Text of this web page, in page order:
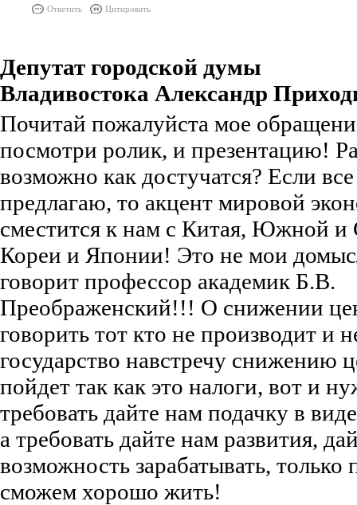
Ответить Цитировать
Депутат городской думы
Владивостока Александр
Почитай пожалуйста мое
посмотри ролик, и презентацию!
возможно как достучатся? Если все
предлагаю, то акцент мировой
сместится к нам с Китая, Южной и
Кореи и Японии! Это не мои
говорит профессор академик Б.В.
Преображенский!!! О снижении
говорить тот кто не производит и
государство навстречу снижению
пойдет так как это налоги, вот и
требовать дайте нам подачку в
а требовать дайте нам развития,
возможность зарабатывать,
сможем хорошо жить!